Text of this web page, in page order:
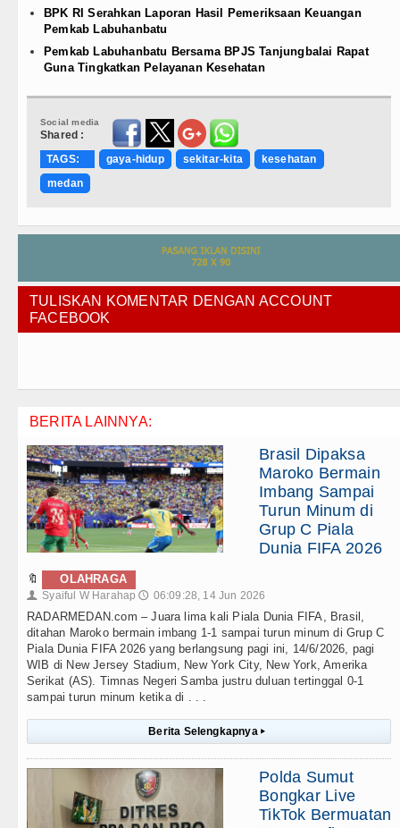
BPK RI Serahkan Laporan Hasil Pemeriksaan Keuangan
Pemkab Labuhanbatu
Pemkab Labuhanbatu Bersama BPJS Tanjungbalai Rapat
Guna Tingkatkan Pelayanan Kesehatan
Social media
Shared :
TAGS:
gaya-hidup sekitar-kita
kesehatan
medan
TULISKAN KOMENTAR DENGAN ACCOUNT
FACEBOOK
BERITA LAINNYA:
Brasil Dipaksa
Maroko Bermain
Imbang Sampai
Turun Minum di
Grup C Piala
Dunia FIFA 2026
🔖 OLAHRAGA
👤 Syaiful W Harahap 🕔 06:09:28, 14 Jun 2026
RADARMEDAN.com – Juara lima kali Piala Dunia FIFA, Brasil,
ditahan Maroko bermain imbang 1-1 sampai turun minum di Grup C
Piala Dunia FIFA 2026 yang berlangsung pagi ini, 14/6/2026, pagi
WIB di New Jersey Stadium, New York City, New York, Amerika
Serikat (AS). Timnas Negeri Samba justru duluan tertinggal 0-1
sampai turun minum ketika di . . .
Berita Selengkapnya ▸
Polda Sumut
Bongkar Live
TikTok Bermuatan